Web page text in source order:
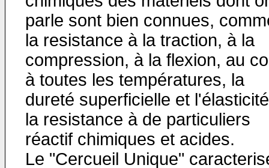
parle sont bien connues,
la resistance à la traction, à la
compression, à la flexion, au
à toutes les températures, la
dureté superficielle et
la resistance à de particuliers
réactif chimiques et acides.
Le "Cercueil Unique"